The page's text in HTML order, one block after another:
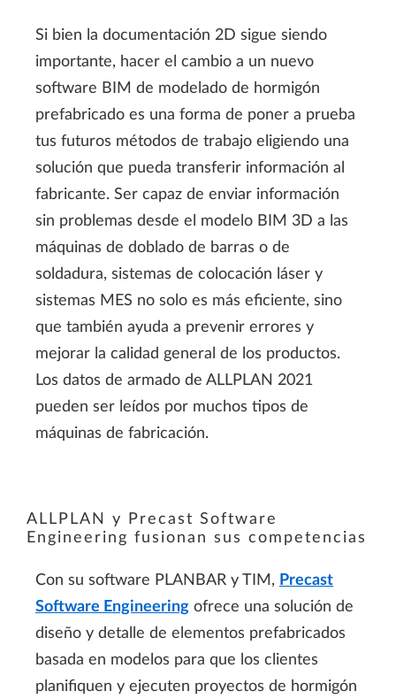
Si bien la documentación 2D sigue siendo
importante, hacer el cambio a un nuevo
software BIM de modelado de hormigón
prefabricado es una forma de poner a prueba
tus futuros métodos de trabajo eligiendo una
solución que pueda transferir información al
fabricante. Ser capaz de enviar información
sin problemas desde el modelo BIM 3D a las
máquinas de doblado de barras o de
soldadura, sistemas de colocación láser y
sistemas MES no solo es más eficiente, sino
que también ayuda a prevenir errores y
mejorar la calidad general de los productos.
Los datos de armado de ALLPLAN 2021
pueden ser leídos por muchos tipos de
máquinas de fabricación.
ALLPLAN y Precast Software
Engineering fusionan sus competencias
Con su software PLANBAR y TIM, Precast
Software Engineering ofrece una solución de
diseño y detalle de elementos prefabricados
basada en modelos para que los clientes
planifiquen y ejecuten proyectos de hormigón